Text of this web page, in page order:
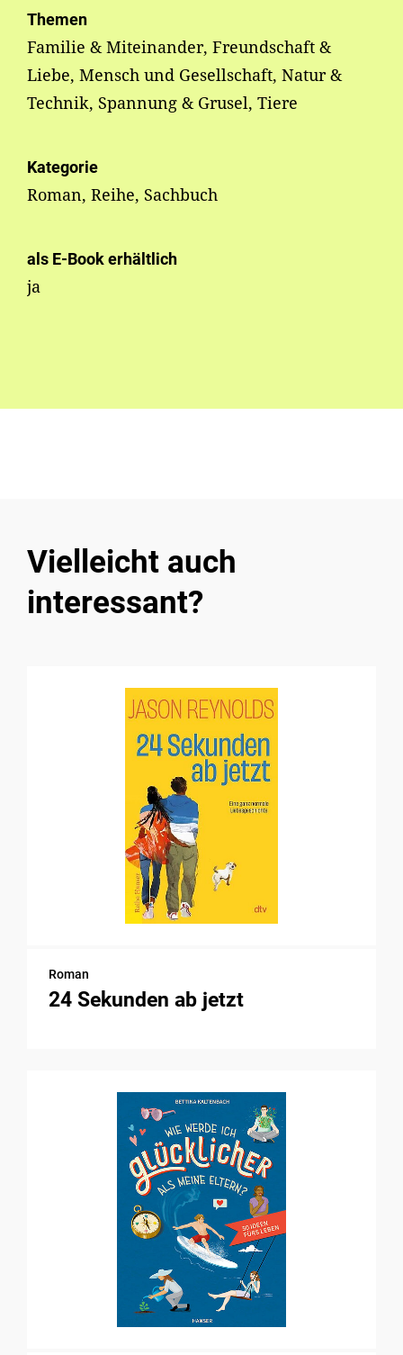
Themen
Familie & Miteinander, Freundschaft &
Liebe, Mensch und Gesellschaft, Natur &
Technik, Spannung & Grusel, Tiere
Kategorie
Roman, Reihe, Sachbuch
als E-Book erhältlich
ja
Vielleicht auch
interessant?
Roman
24 Sekunden ab jetzt